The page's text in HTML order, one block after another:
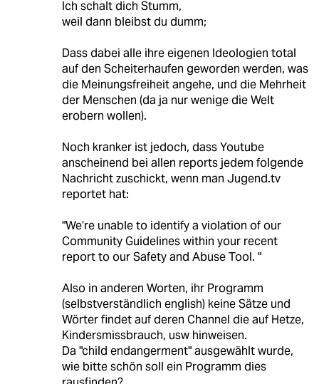
Ich schalt dich Stumm,
weil dann bleibst du dumm;
Dass dabei alle ihre eigenen Ideologien total
auf den Scheiterhaufen geworden werden, was
die Meinungsfreiheit angehe, und die Mehrheit
der Menschen (da ja nur wenige die Welt
erobern wollen).
Noch kranker ist jedoch, dass Youtube
anscheinend bei allen reports jedem folgende
Nachricht zuschickt, wenn man Jugend.tv
reportet hat:
"We’re unable to identify a violation of our
Community Guidelines within your recent
report to our Safety and Abuse Tool. "
Also in anderen Worten, ihr Programm
(selbstverständlich english) keine Sätze und
Wörter findet auf deren Channel die auf Hetze,
Kindersmissbrauch, usw hinweisen.
Da "child endangerment" ausgewählt wurde,
wie bitte schön soll ein Programm dies